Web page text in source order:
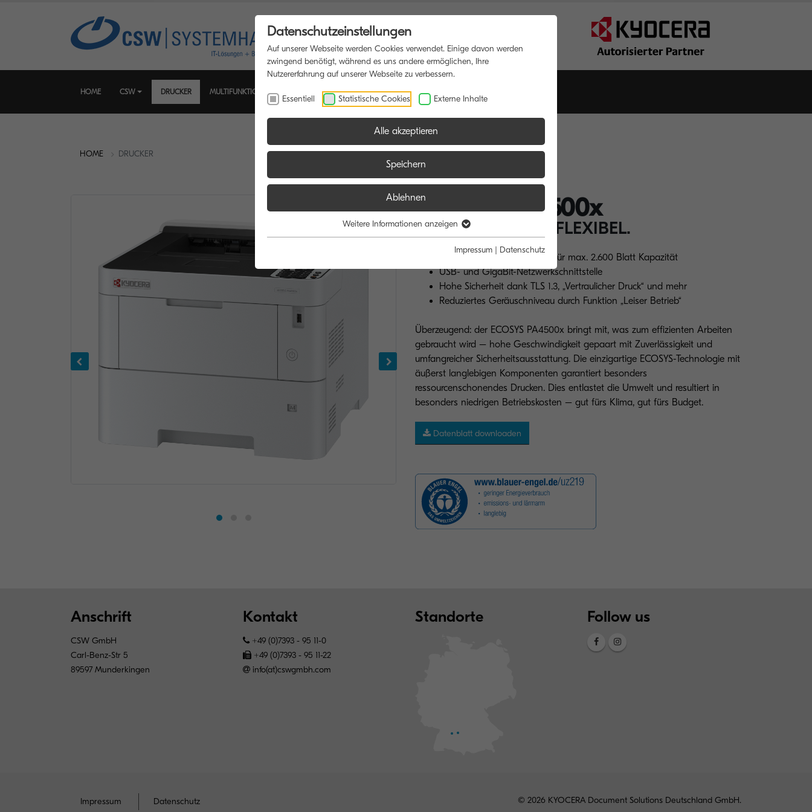
HOME CSW DRUCKER MULTIFUNKTIONSDRUCKER PRODUKTIONSDRUCK SOFTWARE
HOME DRUCKER
ECOSYS PA4500x
SCHNELL, STARK, FLEXIBEL.
Bis zu 6 Papierzuführungen für max. 2.600 Blatt Kapazität
USB- und GigaBit-Netzwerkschnittstelle
Hohe Sicherheit dank TLS 1.3, „Vertraulicher Druck“ und mehr
Reduziertes Geräuschniveau durch Funktion „Leiser Betrieb“
Überzeugend: der ECOSYS PA4500x bringt mit, was zum effizienten Arbeiten
gebraucht wird – hohe Geschwindigkeit gepaart mit Zuverlässigkeit und
umfangreicher Sicherheitsausstattung. Die einzigartige ECOSYS-Technologie mit
äußerst langlebigen Komponenten garantiert besonders
ressourcenschonendes Drucken. Dies entlastet die Umwelt und resultiert in
besonders niedrigen Betriebskosten – gut fürs Klima, gut fürs Budget.
Datenblatt downloaden
Anschrift
CSW GmbH
Carl-Benz-Str 5
89597 Munderkingen
Kontakt
+49 (0)7393 - 95 11-0
+49 (0)7393 - 95 11-22
info(at)cswgmbh.com
Standorte Follow us
Impressum Datenschutz © 2026 KYOCERA Document Solutions Deutschland GmbH.
Datenschutzeinstellungen
Auf unserer Webseite werden Cookies verwendet. Einige davon werden
zwingend benötigt, während es uns andere ermöglichen, Ihre
Nutzererfahrung auf unserer Webseite zu verbessern.
Essentiell Statistische Cookies Externe Inhalte
Alle akzeptieren
Speichern
Ablehnen
Weitere Informationen anzeigen
Impressum | Datenschutz